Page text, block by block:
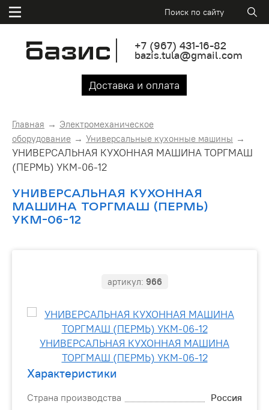
+7 (967) 431-16-82
bazis.tula@gmail.com
Доставка и оплата
Главная
Электромеханическое
оборудование
Универсальные кухонные машины
УНИВЕРСАЛЬНАЯ КУХОННАЯ МАШИНА ТОРГМАШ
(ПЕРМЬ) УКМ-06-12
УНИВЕРСАЛЬНАЯ КУХОННАЯ
МАШИНА ТОРГМАШ (ПЕРМЬ)
УКМ-06-12
артикул: 966
Характеристики
Страна производства
Россия